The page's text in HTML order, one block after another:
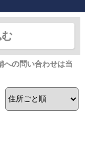
への問い合わせは当